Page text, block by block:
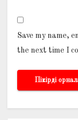
Save my name,
the next time I